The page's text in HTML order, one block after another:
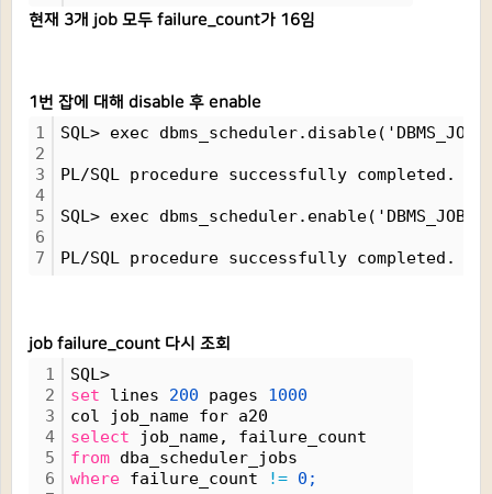
현재 3개 job 모두 failure_count가 16임
1번 잡에 대해 disable 후 enable
1
2
3
4
5
6
7
SQL> exec
PL/SQL procedure successfully completed.
SQL> exec
PL/SQL procedure successfully completed.
job failure_count 다시 조회
1
2
3
4
5
6
SQL>
set lines 200 pages 1000
col job_name for a20
select job_name, failure_count
from dba_scheduler_jobs
where failure_count != 0;